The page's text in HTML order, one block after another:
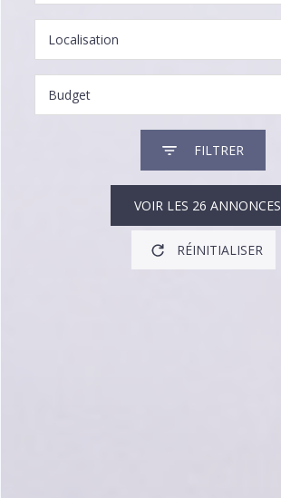
Budget
FILTRER
VOIR LES 26 ANNONCES
RÉINITIALISER